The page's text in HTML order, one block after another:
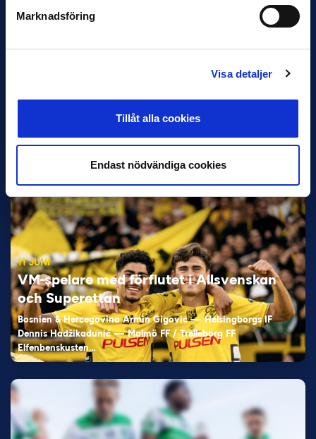
Marknadsföring
Visa detaljer
Tillåt alla cookies
Endast nödvändiga cookies
Favorit i repris för Sirius i maj
11 JUNI
VM-spelare med förflutet i Allsvenskan
och Superettan
Bosnien & Hercegovina Armin Gigovic — Helsingborgs IF
Dennis Hadžikadunić — Malmö FF / Trelleborg FF
Elfenbenskusten…